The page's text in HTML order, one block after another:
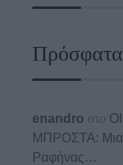
enandro στο
ΜΠΡΟΣΤΑ: Μια
Ραφήνας…